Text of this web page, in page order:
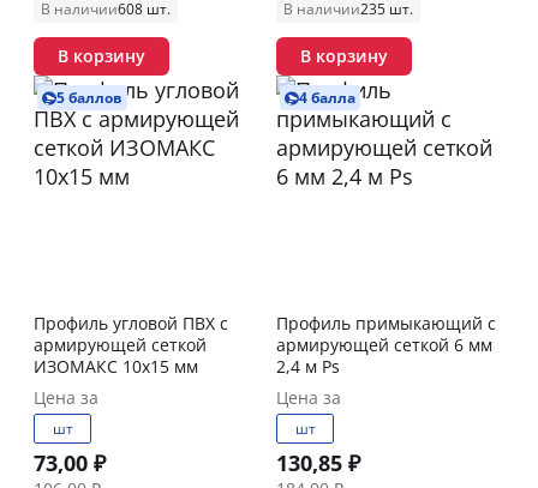
В наличии608 шт.
В корзину
В наличии235 шт.
В корзину
5 баллов
Профиль угловой ПВХ с
армирующей сеткой
ИЗОМАКС 10х15 мм
Цена за
шт
73,00 ₽
4 балла
Профиль примыкающий с
армирующей сеткой 6 мм
2,4 м Ps
Цена за
шт
130,85 ₽